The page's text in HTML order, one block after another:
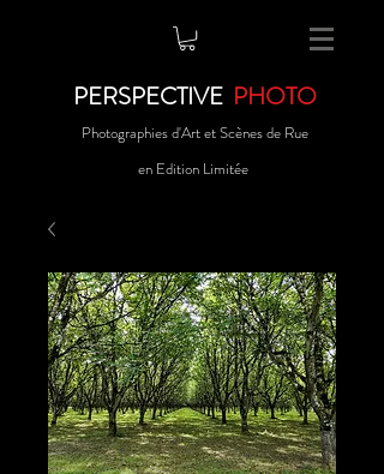
PERSPECTIVE PHOTO
Photographies d'Art et Scènes de Rue
Edition Limitée